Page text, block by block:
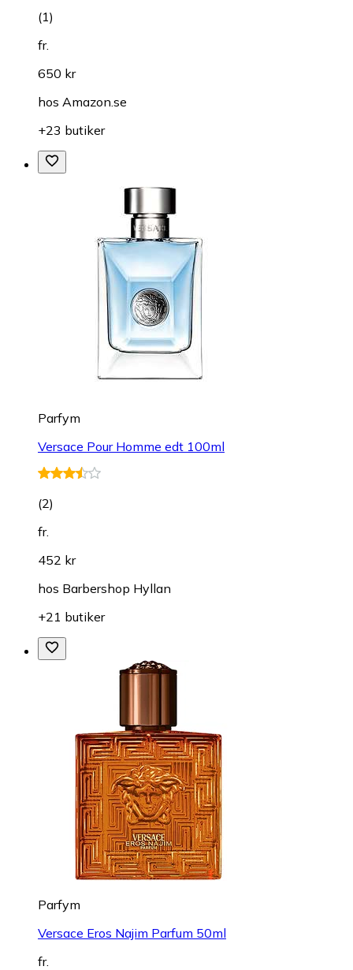
(1)
fr.
650 kr
hos Amazon.se
+23 butiker
Parfym
Versace Pour Homme edt 100ml
(2)
fr.
452 kr
hos Barbershop Hyllan
+21 butiker
Parfym
Versace Eros Najim Parfum 50ml
fr.